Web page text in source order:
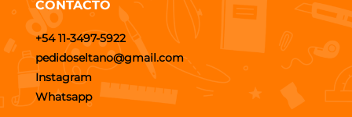
CONTACTO
+54 11-3497-5922
pedidoseltano@gmail.com
Instagram
Whatsapp